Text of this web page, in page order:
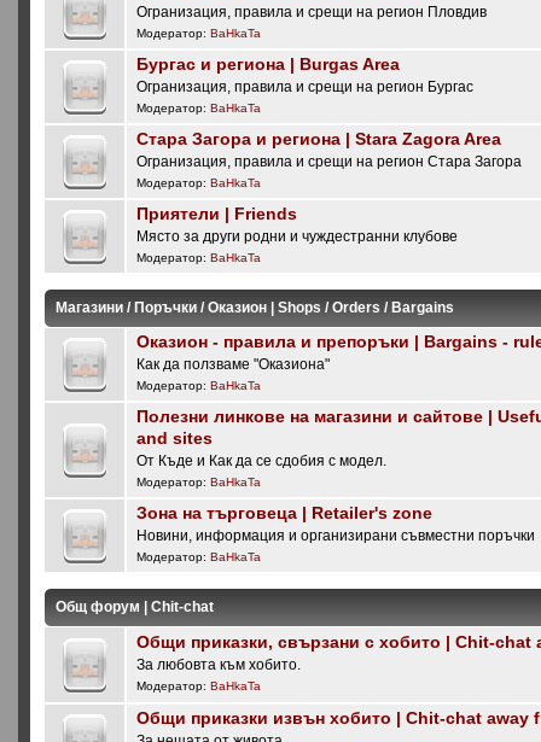
Огранизация, правила и срещи на регион Пловдив
Модератор:BaHkaTa
Бургас и региона | Burgas Area
Огранизация, правила и срещи на регион Бургас
Модератор:BaHkaTa
Стара Загора и региона | Stara Zagora Area
Огранизация, правила и срещи на регион Стара Загора
Модератор:BaHkaTa
Приятели | Friends
Място за други родни и чуждестранни клубове
Модератор:BaHkaTa
Магазини / Поръчки / Оказион | Shops / Orders / Bargains
Оказион - правила и препоръки | Bargains -
Как да ползваме "Оказиона"
Модератор:BaHkaTa
Полезни линкове на магазини и сайтове |
and sites
От Къде и Как да се сдобия с модел.
Модератор:BaHkaTa
Зона на търговеца | Retailer's zone
Новини, информация и организирани съвместни поръчки
Модератор:BaHkaTa
Общ форум | Chit-chat
Общи приказки, свързани с хобито | Chit-chat
За любовта към хобито.
Модератор:BaHkaTa
Общи приказки извън хобито | Chit-chat away